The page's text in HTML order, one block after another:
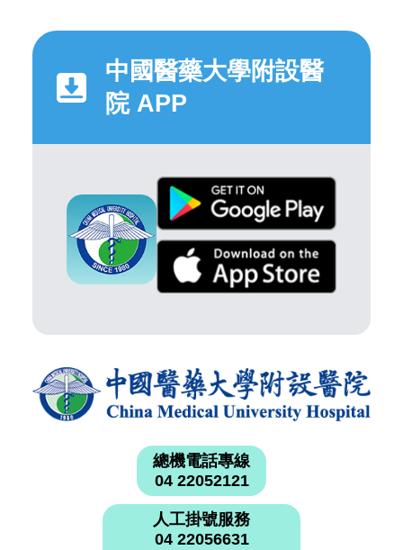
中國醫藥大學附設醫
院 APP
總機電話專線
04 22052121
人工掛號服務
04 22056631